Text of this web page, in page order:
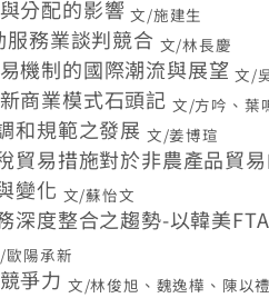
分配的影響文/施建生
服務業談判競合 文/林長慶
機制的國際潮流與展望文/
商業模式石頭記 文/方吟、葉
和規範之發展 文/姜博瑄
貿易措施對於非農產品貿
變化 文/蘇怡文
深度整合之趨勢-以韓美
歐陽承新
爭力 文/林俊旭、魏逸樺、陳以